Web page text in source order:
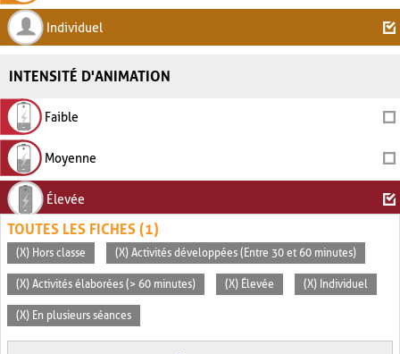
Individuel
INTENSITÉ D'ANIMATION
Faible
Moyenne
Élevée
TOUTES LES FICHES (1)
(X) Hors classe (X) Activités développées (Entre 30 et 60 minutes)
(X) Activités élaborées (> 60 minutes) (X) Élevée (X) Individuel
(X) En plusieurs séances